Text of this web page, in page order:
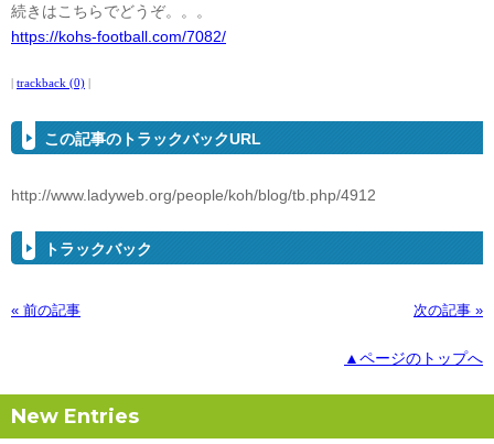
続きはこちらでどうぞ。。。
https://kohs-football.com/7082/
| trackback (0) |
この記事のトラックバックURL
http://www.ladyweb.org/people/koh/blog/tb.php/4912
トラックバック
« 前の記事 次の記事 »
▲ページのトップへ
New Entries